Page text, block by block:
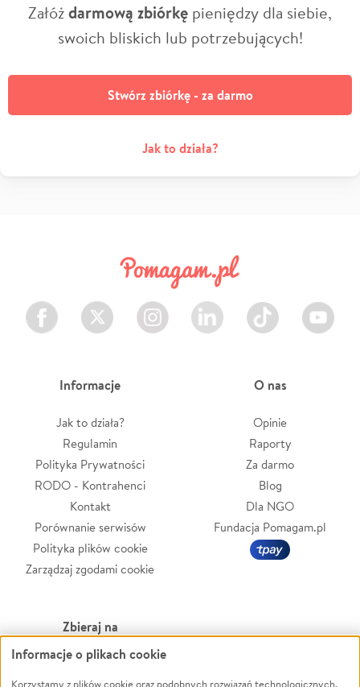
Załóżdarmową zbiórkę pieniędzy dla siebie,
swoich bliskich lub potrzebujących!
Stwórz zbiórkę - za darmo
Jak to działa?
Facebook Twitter Instagram LinkedIn TikTok Youtube
Informacje
Jak to działa?
Regulamin
Polityka Prywatności
RODO - Kontrahenci
Kontakt
Porównanie serwisów
Polityka plików cookie
Zarządzaj zgodami cookie
O nas
Opinie
Raporty
Za darmo
Blog
Dla NGO
Fundacja Pomagam.pl
Zbieraj na
Leczenie
Informacje o plikach cookie